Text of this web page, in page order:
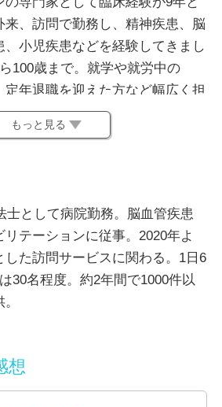
来、訪問で勤務し、精神疾患、脳
、小児疾患などを経験してきまし
100歳まで。就学や就労中の
年退職を迎えた方など幅広く担
した。
現場で働いています。対象の方の
す。
ら、日々の生活に何かしらの悩
る人には、身体と心、両方の支援
びました。
ョンの専門家として身体への支
して、
もっと見る
士として病院勤務。脳血管疾患
テーションに従事。2020年よ
した訪問サービスに関わる。1日6
30名程度。約2年間で1000件以
想